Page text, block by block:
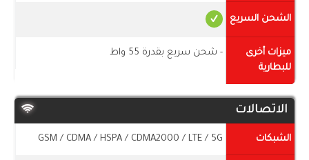
الشحن السريع
ميزات أخرى
للبطارية
- شحن سريع بقدرة 55 واط
الاتصالات
الشبكات GSM / CDMA / HSPA / CDMA2000 / LTE / 5G